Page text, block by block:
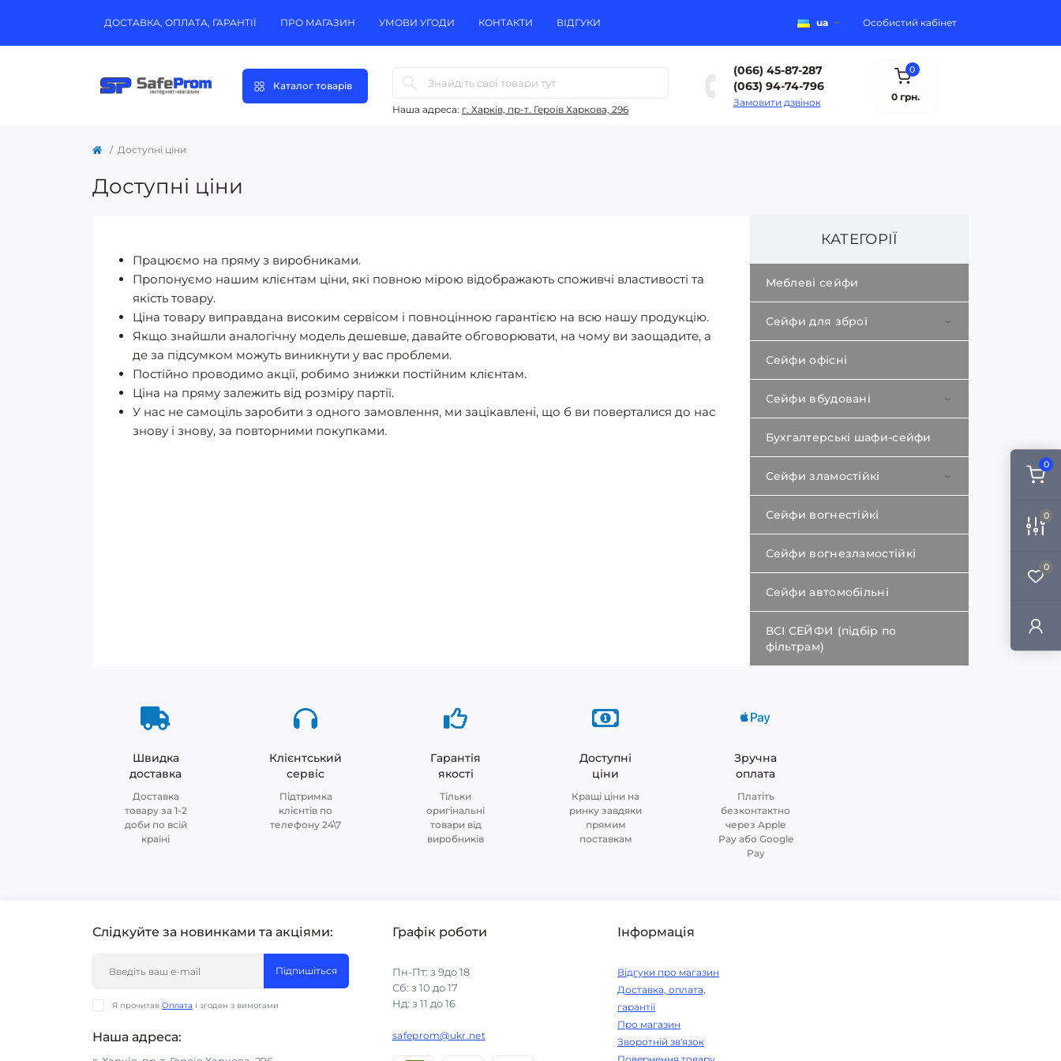
0
0
0
ДОСТАВКА, ОПЛАТА, ГАРАНТІЇ ПРО МАГАЗИН УМОВИ УГОДИ КОНТАКТИ ВІДГУКИ ua Особистий кабінет
Каталог товарів
Наша адреса: г. Харків, пр-т. Героїв Харкова, 296
(066) 45-87-287
(063) 94-74-796
Замовити дзвінок
0
0 грн.
Доступні ціни
Доступні ціни
Працюємо на пряму з виробниками.
Пропонуємо нашим клієнтам ціни, які повною мірою відображають споживчі властивості та
якість товару.
Ціна товару виправдана високим сервісом і повноцінною гарантією на всю нашу продукцію.
Якщо знайшли аналогічну модель дешевше, давайте обговорювати, на чому ви заощадите, а
де за підсумком можуть виникнути у вас проблеми.
Постійно проводимо акції, робимо знижки постійним клієнтам.
Ціна на пряму залежить від розміру партії.
У нас не самоціль заробити з одного замовлення, ми зацікавлені, що б ви поверталися до нас
знову і знову, за повторними покупками.
КАТЕГОРІЇ
Меблеві сейфи
Сейфи для зброї
Сейфи для рушниць
Пістолетні сейфи
Сейфи офісні
Сейфи вбудовані
Сейфи вбудовані в стіну
Сейфи вбудовані в підлогу
Бухгалтерські шафи-сейфи
Сейфи зламостійкі
0 клас
1 клас
2 клас
3 клас
Сейфи вогнестійкі
Сейфи вогнезламостійкі
Сейфи автомобільні
ВСІ СЕЙФИ (підбір по
фільтрам)
Швидка
доставка
Доставка
товару за 1-2
доби по всій
країні
Клієнтський
сервіс
Підтримка
клієнтів по
телефону 24\7
Гарантія
якості
Тільки
оригінальні
товари від
виробників
Доступні
ціни
Кращі ціни на
ринку завдяки
прямим
поставкам
Зручна
оплата
Платіть
безконтактно
через Apple
Pay або Google
Pay
Слідкуйте за новинками та акціями:
Підпишіться
Я прочитав Оплата і згоден з вимогами
Наша адреса:
Графік роботи
Пн-Пт: з 9до 18
Сб: з 10 до 17
Нд: з 11 до 16
safeprom@ukr.net
Інформація
Відгуки про магазин
Доставка, оплата,
гарантії
Про магазин
Зворотній зв'язок